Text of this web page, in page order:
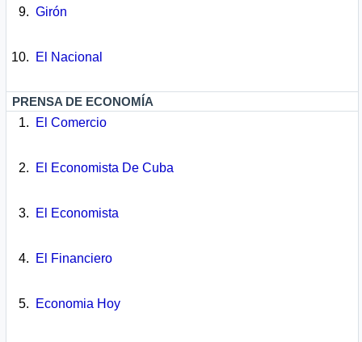
Girón
El Nacional
PRENSA DE ECONOMÍA
El Comercio
El Economista De Cuba
El Economista
El Financiero
Economia Hoy